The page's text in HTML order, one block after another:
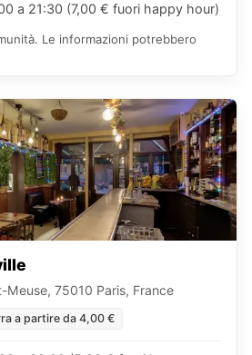
a 21:30 (7,00 € fuori happy hour)
Le informazioni potrebbero
Meuse, 75010 Paris, France
a partire da 4,00 €